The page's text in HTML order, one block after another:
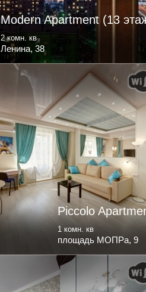
Modern Apartment (13
2 комн. кв
Ленина, 38
Piccolo
1 комн. кв
площадь МОПРа, 9